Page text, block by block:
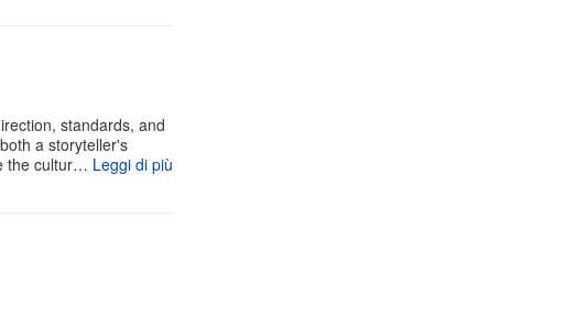
standards, and
a storyteller's
the cultur… Leggi di più